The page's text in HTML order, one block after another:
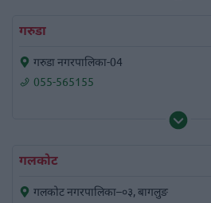
गरुडा
गरुडा नगरपालिका-04
055-565155
गलकोट
गलकोट नगरपालिका–०३, बागलुङ